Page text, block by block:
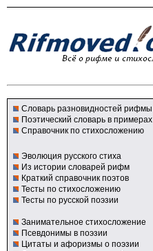
Словарь разновидностей рифмы
Поэтический словарь в примерах
Справочник по стихосложению
Эволюция русского стиха
Из истории словарей рифм
Краткий справочник поэтов
Тесты по стихосложению
Тесты по русской поэзии
Занимательное стихосложение
Псевдонимы в поэзии
Цитаты и афоризмы о поэзии